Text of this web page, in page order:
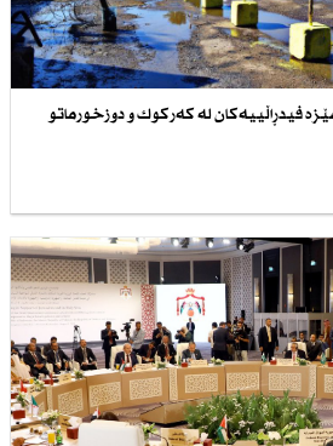
فیدڕاڵییەكان لە كەركوك و دوزخورماتو